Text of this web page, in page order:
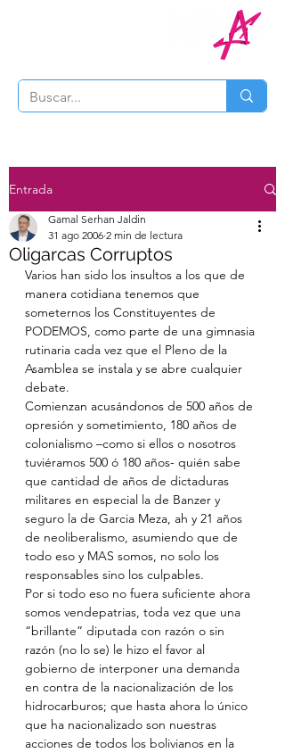
Entrada
Oligarcas Corruptos
Gamal Serhan Jaldin
31 ago 2006 2 min de lectura
Varios han sido los insultos a los que de
manera cotidiana tenemos que
someternos los Constituyentes de
PODEMOS, como parte de una gimnasia
rutinaria cada vez que el Pleno de la
Asamblea se instala y se abre cualquier
debate.
Comienzan acusándonos de 500 años de
opresión y sometimiento, 180 años de
colonialismo –como si ellos o nosotros
tuviéramos 500 ó 180 años- quién sabe
que cantidad de años de dictaduras
militares en especial la de Banzer y
seguro la de Garcia Meza, ah y 21 años
de neoliberalismo, asumiendo que de
todo eso y MAS somos, no solo los
responsables sino los culpables.
Por si todo eso no fuera suficiente ahora
somos vendepatrias, toda vez que una
“brillante” diputada con razón o sin
razón (no lo se) le hizo el favor al
gobierno de interponer una demanda
en contra de la nacionalización de los
hidrocarburos; que hasta ahora lo único
que ha nacionalizado son nuestras
acciones de todos los bolivianos en la